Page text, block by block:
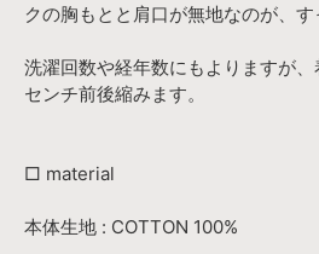
クの胸もとと肩口が無地なのが、す
洗濯回数や経年数にもよりますが
センチ前後縮みます。
□ material
本体生地 : COTTON 100%